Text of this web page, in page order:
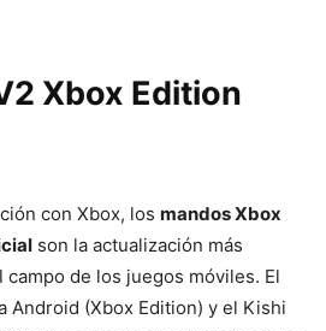
Xbox Edition
con Xbox, los mandos Xbox
son la actualización más
de los juegos móviles. El
Android (Xbox Edition) y el Kishi